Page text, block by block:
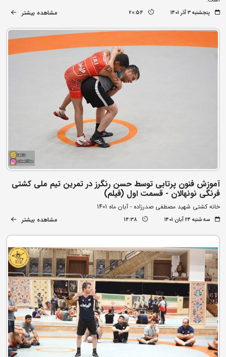
پنجشنبه ۳ آذر ۱۴۰۱ 20:54 مشاهده بیشتر
آموزش فنون پرتابی توسط حسن رنگرز در تمرین تیم ملی کشتی
فرنگی نونهالان - قسمت اول (فیلم)
خانه کشتی شهید مصطفی صدرزاده - آبان ماه 1401
سه شنبه ۲۴ آبان ۱۴۰۱ 14:38 مشاهده بیشتر